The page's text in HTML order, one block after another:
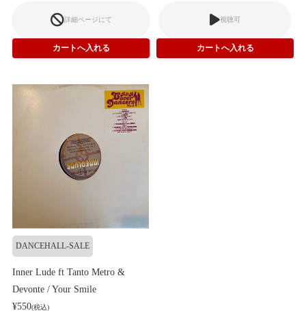
詳細ページにて 視聴可
DANCEHALL-SALE
Inner Lude ft Tanto Metro &
Devonte / Your Smile
¥550(税込)